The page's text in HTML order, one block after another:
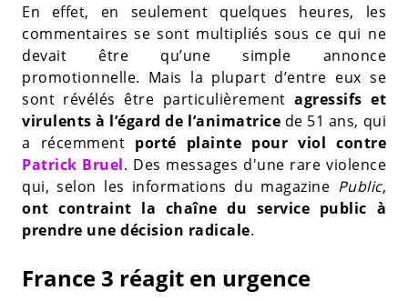
En effet, en seulement quelques heures, les
commentaires se sont multipliés sous ce qui ne
devait être qu’une simple annonce
promotionnelle. Mais la plupart d’entre eux se
sont révélés être particulièrementagressifs et
virulents à l’égard de l’animatrice de 51 ans, qui
a récemment porté plainte pour viol contre
Patrick Bruel. Des messages d'une rare violence
qui, selon les informations du magazine Public,
ont contraint la chaîne du service public à
prendre une décision radicale.
France 3 réagit en urgence